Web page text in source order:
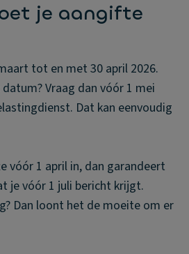
je aangifte
tot en met 30 april 2026.
Vraag dan vóór 1 mei
Dat kan eenvoudig
vóór 1 april in, dan garandeert
je vóór 1 juli bericht krijgt.
Dan loont het de moeite om er